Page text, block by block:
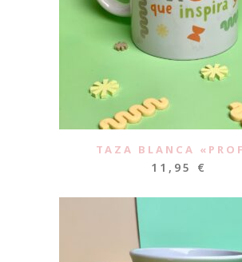
TAZA BLANCA
11,95 €